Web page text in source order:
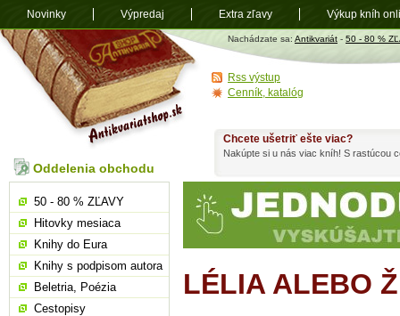
Antikvariát
shop.sk
Nachádzate sa: Antikvariát - 50 - 80 %
LÉLIA ALEBO
Chcete ušetriť ešte viac?
Nakúpte si u nás viac kníh! S rastúcou
Oddelenia obchodu
50 - 80 % ZĽAVY
Hitovky mesiaca
Knihy do Eura
Knihy s podpisom autora
Beletria, Poézia
Cestopisy
Rss výstup
Cenník, katalóg
Novinky Výpredaj Extra zľavy Výkup kníh